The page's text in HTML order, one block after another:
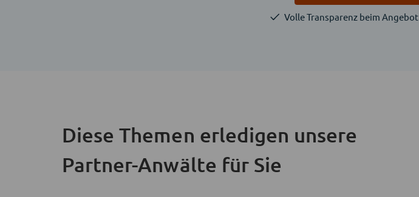
Volle Transparenz beim Angebot
Diese Themen erledigen unsere
Partner-Anwälte für Sie